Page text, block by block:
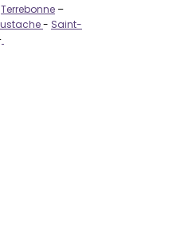
Terrebonne –
- Saint-